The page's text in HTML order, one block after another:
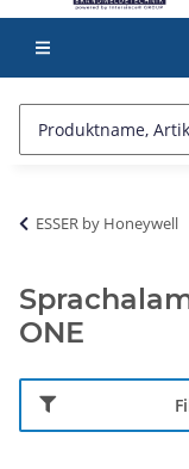
ESSER by Honeywell
ONE